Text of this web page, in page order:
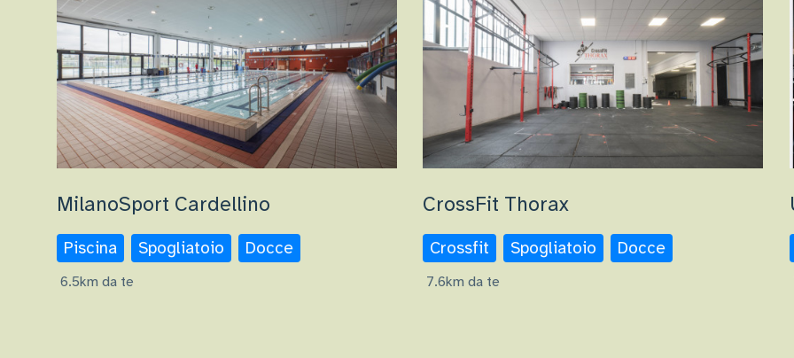
MilanoSport Cardellino
Piscina Spogliatoio Docce
6.5km da te
CrossFit Thorax
Crossfit Spogliatoio Docce
7.6km da te